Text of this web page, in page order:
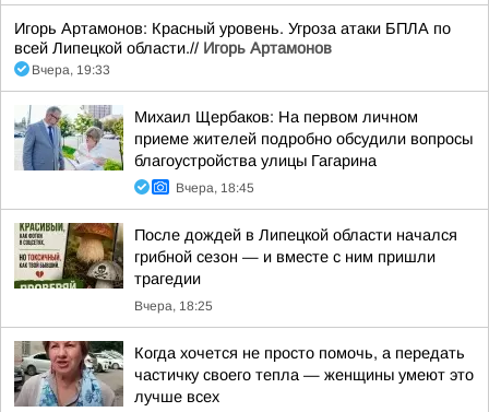
Игорь Артамонов: Красный уровень. Угроза атаки БПЛА по
всей Липецкой области.// Игорь Артамонов
Вчера, 19:33
Михаил Щербаков: На первом личном
приеме жителей подробно обсудили вопросы
благоустройства улицы Гагарина
Вчера, 18:45
После дождей в Липецкой области начался
грибной сезон — и вместе с ним пришли
трагедии
Вчера, 18:25
Когда хочется не просто помочь, а передать
частичку своего тепла — женщины умеют это
лучше всех